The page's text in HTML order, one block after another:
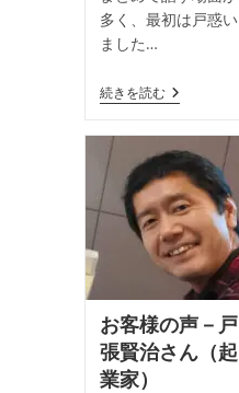
リ
ー:
多く、最初は戸惑い
ました…
続きを読むお
客
の
声
－
S.E.
様
お客様の声－戸
張賢治さん（起
業家）